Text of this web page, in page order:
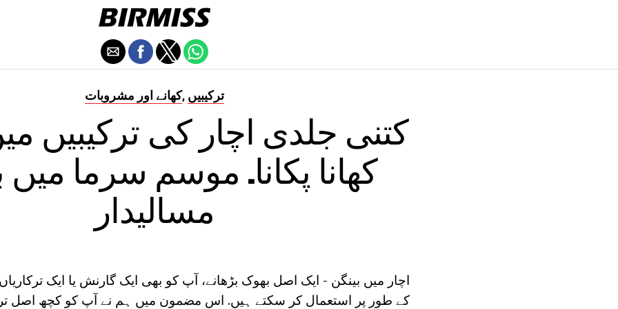
کھانے اور مشروبات, ترکیبیں
کتنی جلدی اچار کی ترکیبیں
کھانا پکانا. موسم سرما میں
مسالیدار
اچار میں بینگن - ایک اصل بھوک بڑھانے، آپ کو بھی ایک گارنش یا ایک ترکاریاں
کے طور پر استعمال کر سکتے ہیں. اس مضمون میں ہم نے آپ کو کچھ اصل